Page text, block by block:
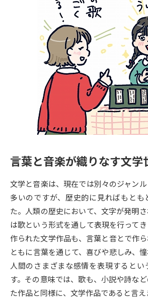
大学・短大以外の資料から請求
専門学校の資料請求 大学院
留学・進学関連、塾・予備校
大学入
内」の請
大学入学共通テスト「受験上の
配慮案内」の請求
高等学校
高等学校（情報）教員資格認定
大学研究
大学で学べる内容や特徴を調べる
新増設大学・学部・学科特集
国際・
集
言葉と音楽が織りなす文学
文学と音楽は、現在では別々のジャン
多いのですが、歴史的に見ればもとも
た。人類の歴史において、文字が発明
は歌という形式を通して表現を行って
作られた文学作品も、言葉と音とで作ら
ともに言葉を通じて、喜びや悲しみ、憧
人間のさまざまな感情を表現するとい
す。その意味では、歌も、小説や詩な
た作品と同様に、文学作品であると言え